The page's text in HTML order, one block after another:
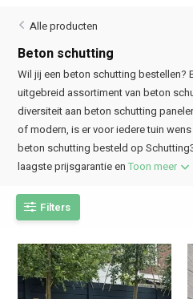
Alle producten
Beton schutting
Wil jij een beton schutting bestellen?
uitgebreid assortiment van beton
diversiteit aan beton schutting
of modern, is er voor iedere tuin
beton schutting besteld op
laagste prijsgarantie enToon meer
Filters